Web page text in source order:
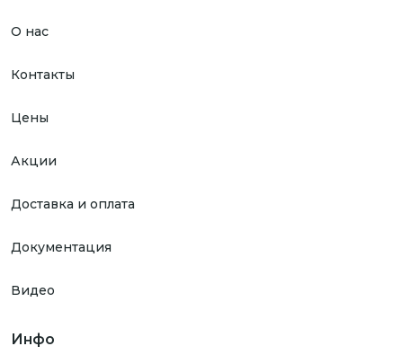
О нас
Контакты
Цены
Акции
Доставка и оплата
Документация
Видео
Инфо